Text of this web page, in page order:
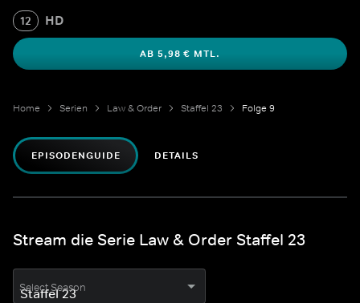
12 HD
AB 5,98 € MTL.
Home Serien Law & Order Staffel 23 Folge 9
EPISODENGUIDE DETAILS
Stream die Serie Law & Order Staffel 23
Select Season